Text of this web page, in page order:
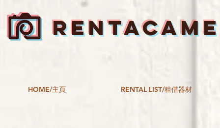
HOME/主頁 RENTAL LIST/租借器材